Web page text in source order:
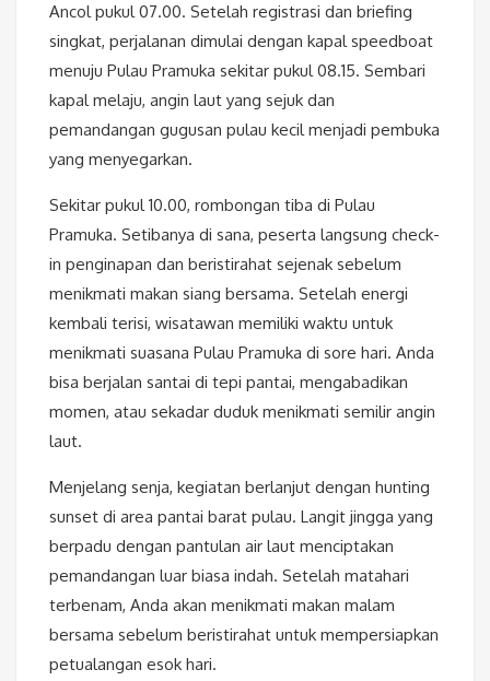
Ancol pukul 07.00. Setelah registrasi dan briefing
singkat, perjalanan dimulai dengan kapal speedboat
menuju Pulau Pramuka sekitar pukul 08.15. Sembari
kapal melaju, angin laut yang sejuk dan
pemandangan gugusan pulau kecil menjadi pembuka
yang menyegarkan.
Sekitar pukul 10.00, rombongan tiba di Pulau
Pramuka. Setibanya di sana, peserta langsung check-
in penginapan dan beristirahat sejenak sebelum
menikmati makan siang bersama. Setelah energi
kembali terisi, wisatawan memiliki waktu untuk
menikmati suasana Pulau Pramuka di sore hari. Anda
bisa berjalan santai di tepi pantai, mengabadikan
momen, atau sekadar duduk menikmati semilir angin
laut.
Menjelang senja, kegiatan berlanjut dengan hunting
sunset di area pantai barat pulau. Langit jingga yang
berpadu dengan pantulan air laut menciptakan
pemandangan luar biasa indah. Setelah matahari
terbenam, Anda akan menikmati makan malam
bersama sebelum beristirahat untuk mempersiapkan
petualangan esok hari.